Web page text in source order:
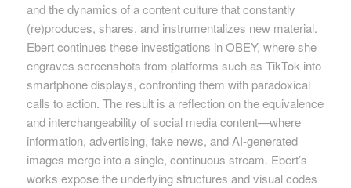
and the dynamics of a content culture that constantly
(re)produces, shares, and instrumentalizes new material.
Ebert continues these investigations in OBEY, where she
engraves screenshots from platforms such as TikTok into
smartphone displays, confronting them with paradoxical
calls to action. The result is a reflection on the equivalence
and interchangeability of social media content—where
information, advertising, fake news, and AI-generated
images merge into a single, continuous stream. Ebert’s
works expose the underlying structures and visual codes